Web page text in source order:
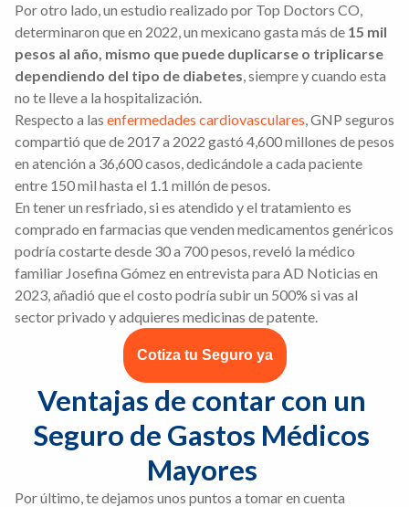
Por otro lado, un estudio realizado por Top Doctors CO,
determinaron que en 2022, un mexicano gasta más de 15 mil
pesos al año, mismo que puede duplicarse o triplicarse
dependiendo del tipo de diabetes, siempre y cuando esta
no te lleve a la hospitalización.
Respecto a las enfermedades cardiovasculares, GNP seguros
compartió que de 2017 a 2022 gastó 4,600 millones de pesos
en atención a 36,600 casos, dedicándole a cada paciente
entre 150 mil hasta el 1.1 millón de pesos.
En tener un resfriado, si es atendido y el tratamiento es
comprado en farmacias que venden medicamentos genéricos
podría costarte desde 30 a 700 pesos, reveló la médico
familiar Josefina Gómez en entrevista para AD Noticias en
2023, añadió que el costo podría subir un 500% si vas al
sector privado y adquieres medicinas de patente.
Cotiza tu Seguro ya
Ventajas de contar con un
Seguro de Gastos Médicos
Mayores
Por último, te dejamos unos puntos a tomar en cuenta